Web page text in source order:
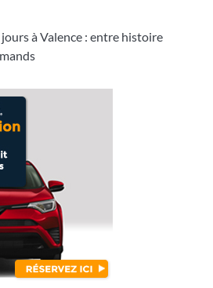
à Valence : entre histoire